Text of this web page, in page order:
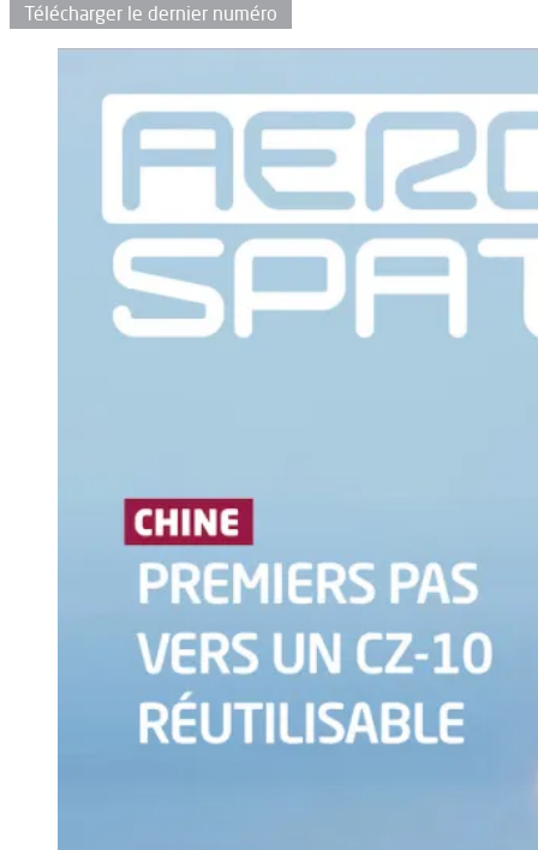
Télécharger le dernier numéro